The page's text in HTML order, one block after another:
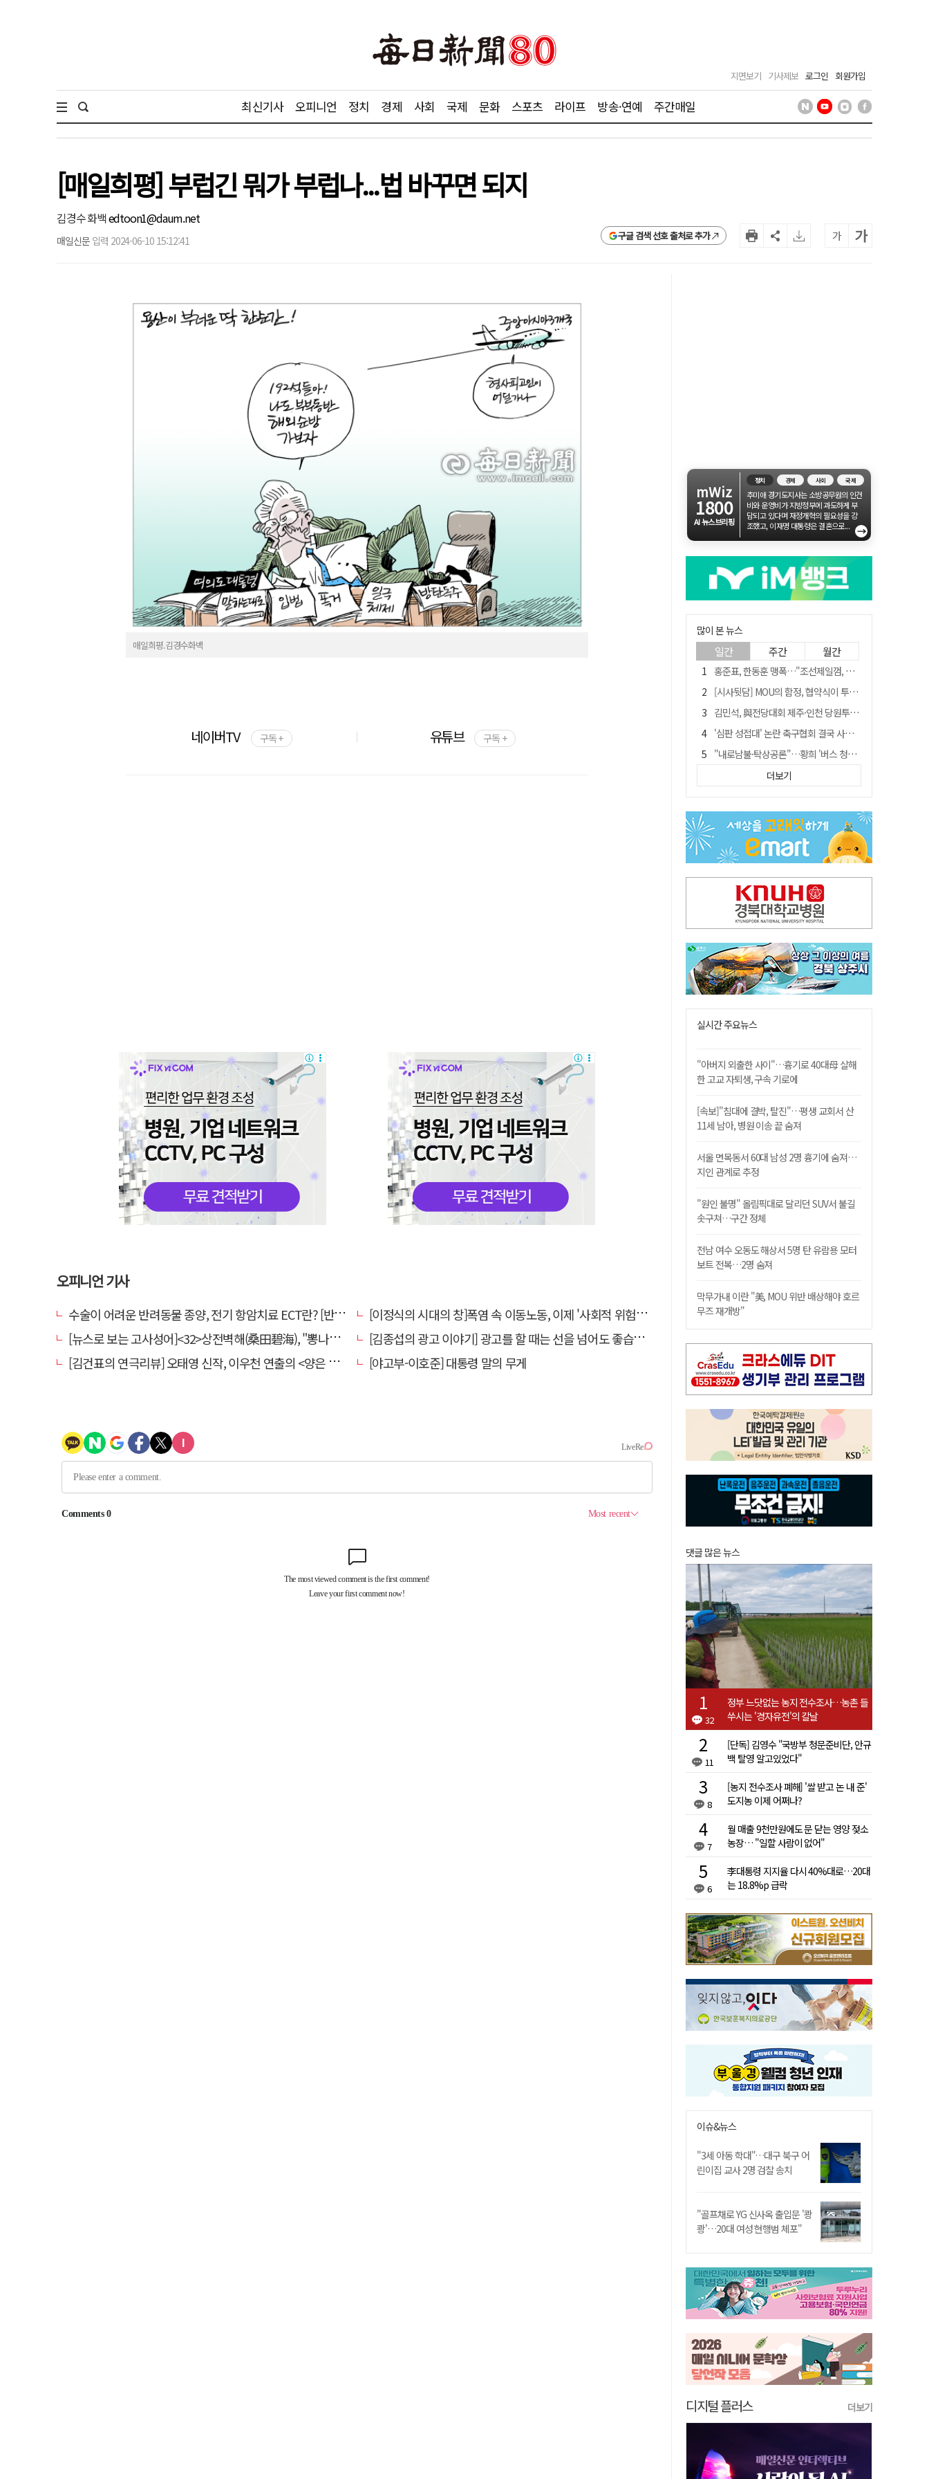
지면보기 기사제보 로그인 회원가입
최신기사 오피니언 정치 경제 사회 국제 문화 스포츠 라이프 방송·연예 주간매일
[매일희평] 부럽긴 뭐가 부럽나...법 바꾸면 되지
김경수 화백edtoon1@daum.net
매일신문 입력 2024-06-10 15:12:41 구글 검색 선호 출처로 추가 가 가
매일희평.김경수화백
네이버TV 구독 + 유튜브 구독 +
오피니언 기사
수술이 어려운 반려동물 종양, 전기 항암치료 ECT란? [반려동물 건강톡톡]
[이정식의 시대의 창]폭염 속 이동노동, 이제 '사회적 위험 관리'로 전환할 때
[뉴스로 보는 고사성어]<32>상전벽해(桑田碧海), "뽕나무밭이 푸른 바다가 되었다."
[김종섭의 광고 이야기] 광고를 할 때는 선을 넘어도 좋습니다.
[김건표의 연극리뷰] 오태영 신작, 이우천 연출의 <양은 양순하다>"국민을 온순한 양으로 길들이는 전체주의적 정치의 알레고리"
[야고부-이호준] 대통령 말의 무게
mWiz
1800
AI 뉴스브리핑
정치 경제 사회 국제
추미애 경기도지사는 소방공무원의 인건
비와 운영비가 지방정부에 과도하게 부
담되고 있다며 재정개혁의 필요성을 강
조했고, 이재명 대통령은 결혼으로...
→
많이 본 뉴스
일간 주간 월간
홍준표, 한동훈 맹폭…"조선제일껌, 권력에 살고 권력에 죽었다"
[시사뒷담] MOU의 함정, 협약식이 투자 확정은 아니긴 해
김민석, 與전당대회 제주·인천 당원투표서 승리…누적 득표는 '초박빙'
'심판 성접대' 논란 축구협회 결국 사과…"깊이 반성, 쇄신하겠다"
"내로남불·탁상공론"…황희 '버스 청년주택' 제안에 與 내부서도 쓴소리
"경로당 통장에 비밀번호가 적혀 있다"…전국 돌며 경로당 13곳 턴 30대 구속
예안향교 대성전, '국가지정 보물로 지정'
휠체어 환자 발로 밀어 숨지게 한 70대 간병인…2심도 집행유예
박권현 청도군수, 국무총리에 "청도 물 공급 최대 3만t 늘려달라"
더보기
실시간 주요뉴스
"아버지 외출한 사이"…흉기로 40대母 살해
한 고교 자퇴생, 구속 기로에
[속보]"침대에 결박, 탈진"…평생 교회서 산
11세 남아, 병원 이송 끝 숨져
서울 면목동서 60대 남성 2명 흉기에 숨져…
지인 관계로 추정
"원인 불명" 올림픽대로 달리던 SUV서 불길
솟구쳐…구간 정체
전남 여수 오동도 해상서 5명 탄 유람용 모터
보트 전복…2명 숨져
막무가내 이란 "美, MOU 위반 배상해야 호르
무즈 재개방"
댓글 많은 뉴스
32
정부 느닷없는 농지 전수조사…농촌 들
쑤시는 '경자유전'의 칼날
11
[단독] 김영수 "국방부 청문준비단, 안규
백 탈영 알고있었다"
8
[농지 전수조사 폐해] '쌀 받고 논 내 준'
도지농 이제 어쩌나?
7
월 매출 9천만원에도 문 닫는 영양 젖소
농장… "일할 사람이 없어"
6
李대통령 지지율 다시 40%대로…20대
는 18.8%p 급락
이슈&뉴스
"3세 아동 학대"…대구 북구 어
린이집 교사 2명 검찰 송치
"골프채로 YG 신사옥 출입문 '쾅
쾅'…20대 여성 현행범 체포"
디지털 플러스 더보기